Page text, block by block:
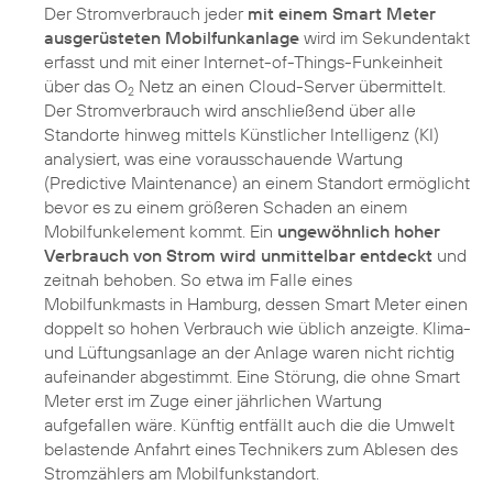
Der Stromverbrauch jeder mit einem Smart Meter
ausgerüsteten Mobilfunkanlage wird im Sekundentakt
erfasst und mit einer Internet-of-Things-Funkeinheit
über das O2 Netz an einen Cloud-Server übermittelt.
Der Stromverbrauch wird anschließend über alle
Standorte hinweg mittels Künstlicher Intelligenz (KI)
analysiert, was eine vorausschauende Wartung
(Predictive Maintenance) an einem Standort ermöglicht
bevor es zu einem größeren Schaden an einem
Mobilfunkelement kommt. Ein ungewöhnlich hoher
Verbrauch von Strom wird unmittelbar entdeckt und
zeitnah behoben. So etwa im Falle eines
Mobilfunkmasts in Hamburg, dessen Smart Meter einen
doppelt so hohen Verbrauch wie üblich anzeigte. Klima-
und Lüftungsanlage an der Anlage waren nicht richtig
aufeinander abgestimmt. Eine Störung, die ohne Smart
Meter erst im Zuge einer jährlichen Wartung
aufgefallen wäre. Künftig entfällt auch die die Umwelt
belastende Anfahrt eines Technikers zum Ablesen des
Stromzählers am Mobilfunkstandort.